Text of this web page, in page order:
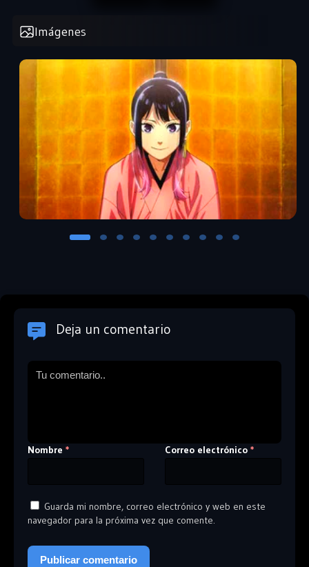
Imágenes
Deja un comentario
Nombre * Correo electrónico *
Guarda mi nombre, correo electrónico y web en este
navegador para la próxima vez que comente.